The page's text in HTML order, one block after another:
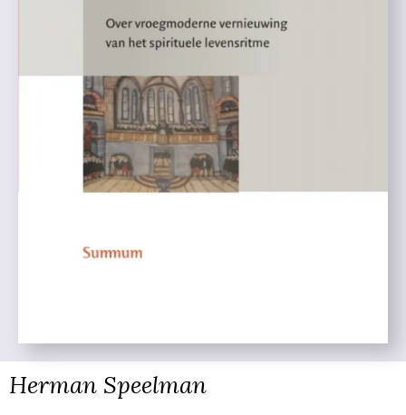
Herman Speelman